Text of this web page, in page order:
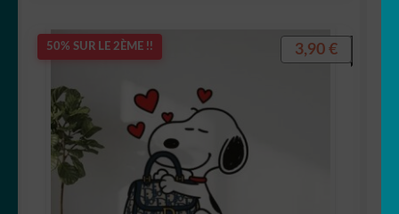
50% SUR LE 2ÈME !! 3,90 €